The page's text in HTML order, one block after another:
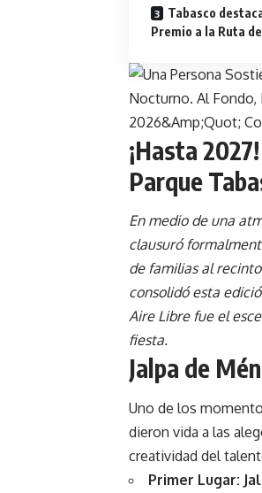
Tabasco
Premio a la Ruta
¡Hasta
Parque
En medio de una
clausuró
de familias al
consolidó esta
Aire Libre fue el
fiesta.
Jalpa de
Uno de los
dieron vida a las
creatividad del
Primer Lugar: